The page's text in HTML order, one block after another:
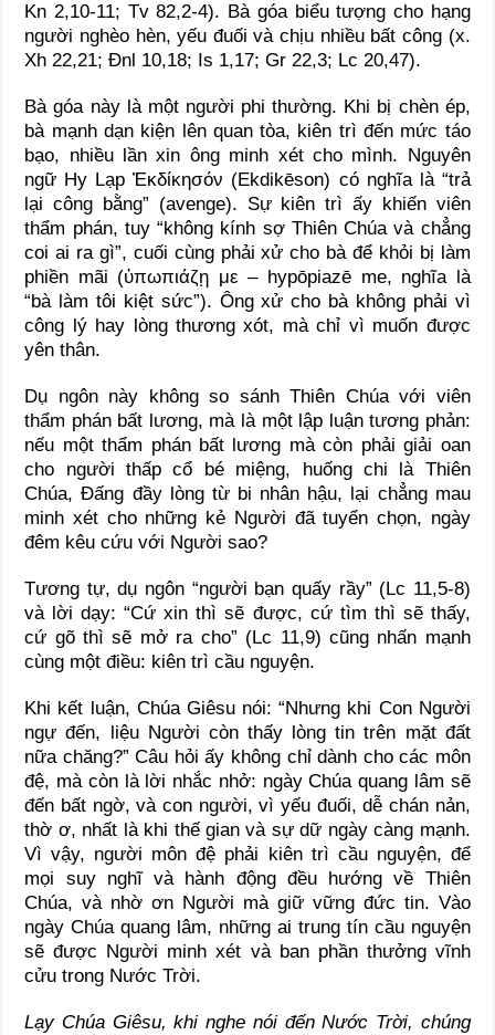
Kn 2,10-11; Tv 82,2-4). Bà góa biểu tượng cho hạng
người nghèo hèn, yếu đuối và chịu nhiều bất công (x.
Xh 22,21; Đnl 10,18; Is 1,17; Gr 22,3; Lc 20,47).
Bà góa này là một người phi thường. Khi bị chèn ép,
bà mạnh dạn kiện lên quan tòa, kiên trì đến mức táo
bạo, nhiều lần xin ông minh xét cho mình. Nguyên
ngữ Hy Lạp Ἐκδίκησόν (Ekdikēson) có nghĩa là “trả
lại công bằng” (avenge). Sự kiên trì ấy khiến viên
thẩm phán, tuy “không kính sợ Thiên Chúa và chẳng
coi ai ra gì”, cuối cùng phải xử cho bà để khỏi bị làm
phiền mãi (ὑπωπιάζῃ με – hypōpiazē me, nghĩa là
“bà làm tôi kiệt sức”). Ông xử cho bà không phải vì
công lý hay lòng thương xót, mà chỉ vì muốn được
yên thân.
Dụ ngôn này không so sánh Thiên Chúa với viên
thẩm phán bất lương, mà là một lập luận tương phản:
nếu một thẩm phán bất lương mà còn phải giải oan
cho người thấp cổ bé miệng, huống chi là Thiên
Chúa, Đấng đầy lòng từ bi nhân hậu, lại chẳng mau
minh xét cho những kẻ Người đã tuyển chọn, ngày
đêm kêu cứu với Người sao?
Tương tự, dụ ngôn “người bạn quấy rầy” (Lc 11,5-8)
và lời dạy: “Cứ xin thì sẽ được, cứ tìm thì sẽ thấy,
cứ gõ thì sẽ mở ra cho” (Lc 11,9) cũng nhấn mạnh
cùng một điều: kiên trì cầu nguyện.
Khi kết luận, Chúa Giêsu nói: “Nhưng khi Con Người
ngự đến, liệu Người còn thấy lòng tin trên mặt đất
nữa chăng?” Câu hỏi ấy không chỉ dành cho các môn
đệ, mà còn là lời nhắc nhở: ngày Chúa quang lâm sẽ
đến bất ngờ, và con người, vì yếu đuối, dễ chán nản,
thờ ơ, nhất là khi thế gian và sự dữ ngày càng mạnh.
Vì vậy, người môn đệ phải kiên trì cầu nguyện, để
mọi suy nghĩ và hành động đều hướng về Thiên
Chúa, và nhờ ơn Người mà giữ vững đức tin. Vào
ngày Chúa quang lâm, những ai trung tín cầu nguyện
sẽ được Người minh xét và ban phần thưởng vĩnh
cửu trong Nước Trời.
Lạy Chúa Giêsu, khi nghe nói đến Nước Trời, chúng